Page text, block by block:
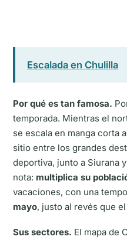
Escalada en Chulilla
Por qué es tan famosa.
temporada. Mientras el
se escala en manga corta
sitio entre los grandes
deportiva, junto a Siurana
nota: multiplica su
vacaciones, con una
mayo, justo al revés que
Sus sectores. El mapa de